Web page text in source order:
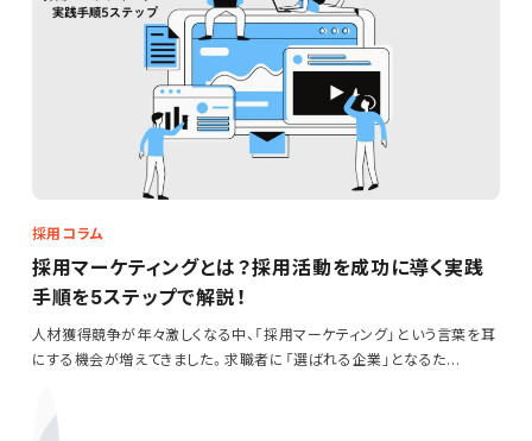
採用コラム
採用マーケティングとは？採用活動を成功に導く実践
手順を5ステップで解説！
人材獲得競争が年々激しくなる中、「採用マーケティング」という言葉を耳
にする機会が増えてきました。求職者に「選ばれる企業」となるた…